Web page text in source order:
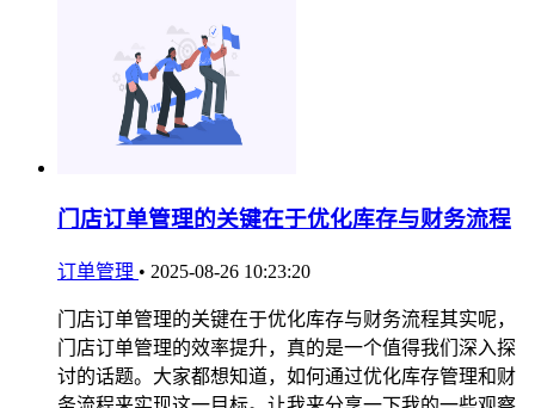
门店订单管理的关键在于优化库存与财务流程
订单管理 • 2025-08-26 10:23:20
门店订单管理的关键在于优化库存与财务流程其实呢，
门店订单管理的效率提升，真的是一个值得我们深入探
讨的话题。大家都想知道，如何通过优化库存管理和财